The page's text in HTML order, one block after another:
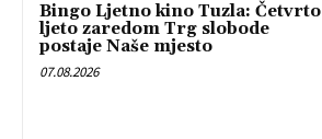
Bingo Ljetno kino Tuzla: Četvrto
ljeto zaredom Trg slobode
postaje Naše mjesto
07.08.2026